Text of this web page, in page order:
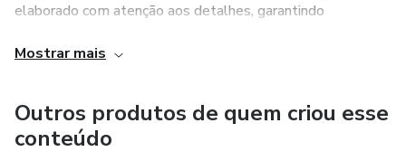
elaborado com atenção aos detalhes, garantindo
quem compra.
A DigitalPrimeBr nasceu com o propósito de facilitar a vida
de quem busca aprender, melhorar e crescer diariamente —
seja no trabalho, na vida pessoal ou nos estudos.
Mostrar mais
Outros produtos de quem criou esse
conteúdo